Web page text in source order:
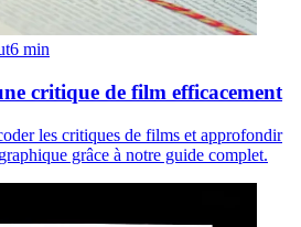
6 min
critique de film efficacement
les critiques de films et approfondir
grâce à notre guide complet.